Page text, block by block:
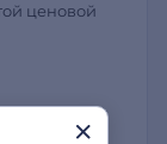
ценовой